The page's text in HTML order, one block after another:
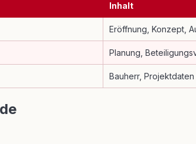
Inhalt
Eröffnung, Konzept,
Planung,
Bauherr,